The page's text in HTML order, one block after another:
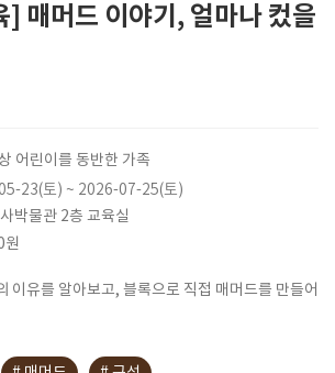
] 매머드 이야기, 얼마나 컸을
어린이를 동반한 가족
23(토) ~ 2026-07-25(토)
박물관 2층 교육실
원
이유를 알아보고, 블록으로 직접 매머드를 만들어